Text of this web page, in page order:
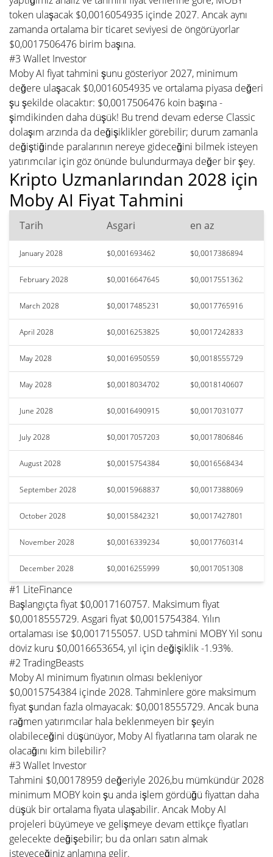
token ulaşacak $0,0016054935 içinde 2027. Ancak aynı
zamanda ortalama bir ticaret seviyesi de öngörüyorlar
$0,0017506476 birim başına.
#3 Wallet Investor
Moby AI fiyat tahmini şunu gösteriyor 2027, minimum
değere ulaşacak $0,0016054935 ve ortalama piyasa değeri
şu şekilde olacaktır: $0,0017506476 koin başına -
şimdikinden daha düşük! Bu trend devam ederse Classic
dolaşım arzında da değişiklikler görebilir; durum zamanla
değiştiğinde paralarının nereye gideceğini bilmek isteyen
yatırımcılar için göz önünde bulundurmaya değer bir şey.
Kripto Uzmanlarından 2028 için
Moby AI Fiyat Tahmini
Tarih Asgari en az
January 2028 $0,001693462 $0,0017386894
February 2028 $0,0016647645 $0,0017551362
March 2028 $0,0017485231 $0,0017765916
April 2028 $0,0016253825 $0,0017242833
May 2028 $0,0016950559 $0,0018555729
May 2028 $0,0018034702 $0,0018140607
June 2028 $0,0016490915 $0,0017031077
July 2028 $0,0017057203 $0,0017806846
August 2028 $0,0015754384 $0,0016568434
September 2028 $0,0015968837 $0,0017388069
October 2028 $0,0015842321 $0,0017427801
November 2028 $0,0016339234 $0,0017760314
December 2028 $0,0016255999 $0,0017051308
#1 LiteFinance
Başlangıçta fiyat $0,0017160757. Maksimum fiyat
$0,0018555729. Asgari fiyat $0,0015754384. Yılın
ortalaması ise $0,0017155057. USD tahmini MOBY Yıl sonu
döviz kuru $0,0016653654, yıl için değişiklik -1.93%.
#2 TradingBeasts
Moby AI minimum fiyatının olması bekleniyor
$0,0015754384 içinde 2028. Tahminlere göre maksimum
fiyat şundan fazla olmayacak: $0,0018555729. Ancak buna
rağmen yatırımcılar hala beklenmeyen bir şeyin
olabileceğini düşünüyor, Moby AI fiyatlarına tam olarak ne
olacağını kim bilebilir?
#3 Wallet Investor
Tahmini $0,00178959 değeriyle 2026,bu mümkündür 2028
minimum MOBY koin şu anda işlem gördüğü fiyattan daha
düşük bir ortalama fiyata ulaşabilir. Ancak Moby AI
projeleri büyümeye ve gelişmeye devam ettikçe fiyatları
gelecekte değişebilir; bu da onları satın almak
isteyeceğiniz anlamına gelir.